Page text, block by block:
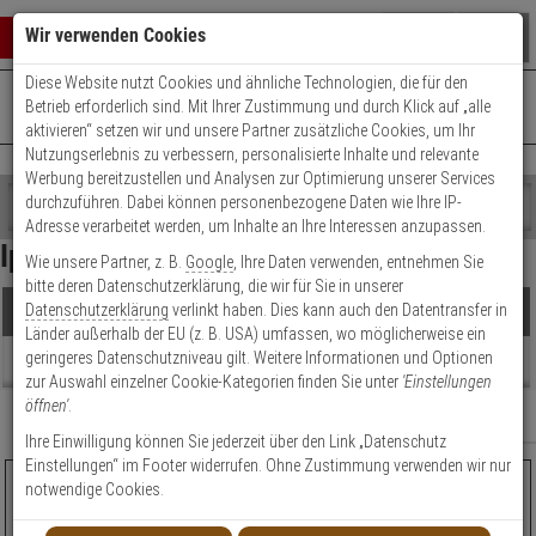
0 ARTIKEL IM WARENKORB
Ihr Warenkorb ist momentan leer.
Ergebnisse (610) Fertig
Hersteller Filter
Preis Filter (610
€ €
Modell / Serie
Shop
durchsuchen
geben
Sie
mindestens
3
Zeichen
ein,
um
Suche
wurde
noch
Kategorien
Suche
gestartet
+49 (0)821 899 493-0Mo. - Do.: 8:00 - 16:30 | Fr.: 8:00 - 14:00 Uhr
Kontaktservice nutzen
Ip Domekameras
Produkte
Beratung
AXIS Q6088-E IP-Kamera 4K T/N PoE IP67 IK10
Wir verwenden Cookies
Diese Website nutzt Cookies und ähnliche Technologien, die für den
Betrieb erforderlich sind. Mit Ihrer Zustimmung und durch Klick auf „alle
aktivieren“ setzen wir und unsere Partner zusätzliche Cookies, um Ihr
Nutzungserlebnis zu verbessern, personalisierte Inhalte und relevante
Werbung bereitzustellen und Analysen zur Optimierung unserer Services
durchzuführen. Dabei können personenbezogene Daten wie Ihre IP-
Adresse verarbeitet werden, um Inhalte an Ihre Interessen anzupassen.
Wie unsere Partner, z. B. Google , Ihre Daten verwenden, entnehmen Sie
bitte deren Datenschutzerklärung, die wir für Sie in unserer
Datenschutzerklärung verlinkt haben. Dies kann auch den Datentransfer in
Länder außerhalb der EU (z. B. USA) umfassen, wo möglicherweise ein
geringeres Datenschutzniveau gilt. Weitere Informationen und Optionen
zur Auswahl einzelner Cookie-Kategorien finden Sie unter 'Einstellungen
öffnen'.
Ihre Einwilligung können Sie jederzeit über den Link „Datenschutz
Einstellungen“ im Footer widerrufen. Ohne Zustimmung verwenden wir nur
notwendige Cookies.